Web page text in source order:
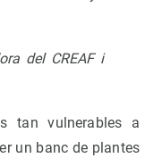
del CREAF i
tan vulnerables a
un banc de plantes